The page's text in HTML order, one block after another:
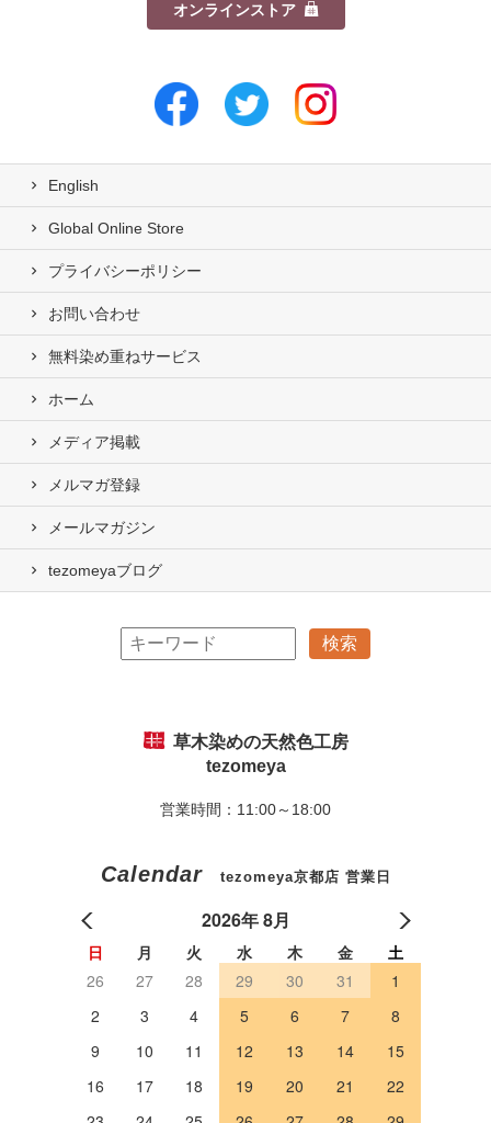
オンラインストア
English
Global Online Store
プライバシーポリシー
お問い合わせ
無料染め重ねサービス
ホーム
メディア掲載
メルマガ登録
メールマガジン
tezomeyaブログ
草木染めの天然色工房
tezomeya
営業時間：11:00～18:00
Calendar tezomeya京都店 営業日
2026年 8月
日 月 火 水 木 金
土
26
27 28 29 30 31
1
2
3 4 5 6 7
8
9
10 11 12 13 14
15
16
17 18 19 20 21
22